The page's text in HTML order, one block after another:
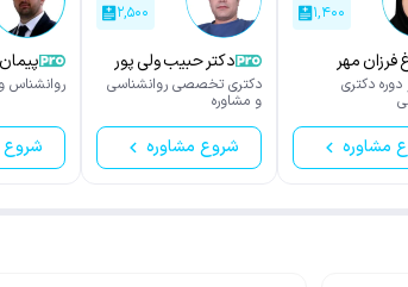
۱,۴۰۰
فرزان مهر
دکتری
مشاوره
۲,۵۰۰
دکتر حبیب ولی پور
دکتری تخصصی روانشناسی
و مشاوره
شروع مشاوره
روانشناس
شروع